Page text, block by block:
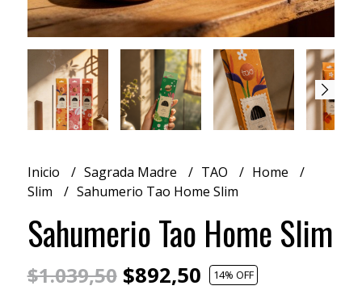
Inicio Sagrada Madre TAO
Home
Slim
Sahumerio Tao Home Slim
Sahumerio Tao Home Slim
$1.039,50$892,50 14% OFF